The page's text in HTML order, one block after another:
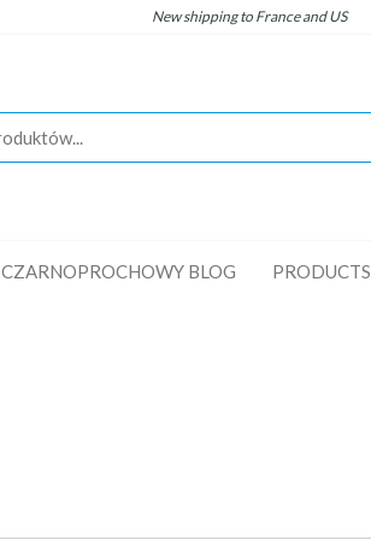
Newshipping to France and US
CZARNOPROCHOWY BLOG PRODUCTS